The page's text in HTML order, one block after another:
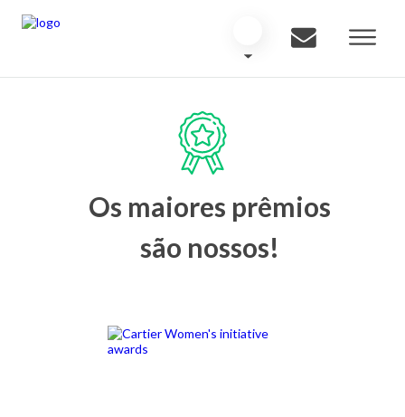
Os maiores prêmios
são nossos!